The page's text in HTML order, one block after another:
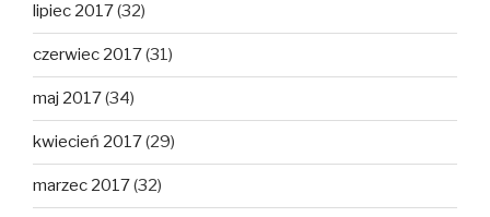
lipiec 2017(32)
czerwiec 2017(31)
maj 2017(34)
kwiecień 2017(29)
marzec 2017(32)